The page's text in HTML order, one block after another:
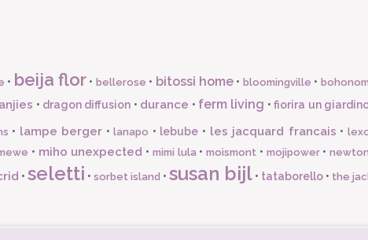
• beija flor • bellerose • bitossi home • bloomingville •
• dragon diffusion • durance • ferm living •fiorira un
• lampe berger •lanapo • lebube • les jacquard francais •
• miho unexpected • mimi lula •moismont • mojipower•
• seletti • sorbet island • susan bijl • tataborello • the